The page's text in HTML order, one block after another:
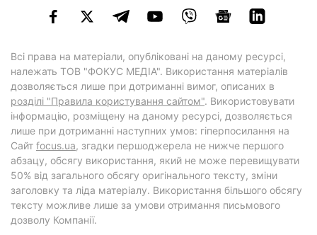
Всі права на матеріали, опубліковані на даному ресурсі,
належать ТОВ "ФОКУС МЕДІА". Використання матеріалів
дозволяється лише при дотриманні вимог, описаних в
розділі "Правила користування сайтом". Використовувати
інформацію, розміщену на даному ресурсі, дозволяється
лише при дотриманні наступних умов: гіперпосилання на
Cайт focus.ua, згадки першоджерела не нижче першого
абзацу, обсягу використання, який не може перевищувати
50% від загального обсягу оригінального тексту, зміни
заголовку та ліда матеріалу. Використання більшого обсягу
тексту можливе лише за умови отримання письмового
дозволу Компанії.